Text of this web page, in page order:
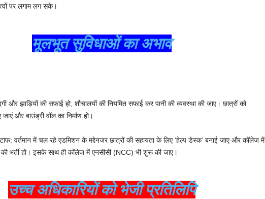
पर लगाम लग सके।
मूलभूत सुविधाओं का अभाव
और झाड़ियों की सफाई हो, शौचालयों की नियमित सफाई कर पानी की व्यवस्था की जाए। छात्रों को
और बाउंड्री वॉल का निर्माण हो।
वर्तमान में चल रहे एडमिशन के मद्देनजर छात्रों की सहायता के लिए ‘हेल्प डेस्क’ बनाई जाए और कॉलेज में
भर्ती हो। इसके साथ ही कॉलेज में एनसीसी (NCC) भी शुरू की जाए।
उच्च अधिकारियों को भेजी प्रतिलिपि